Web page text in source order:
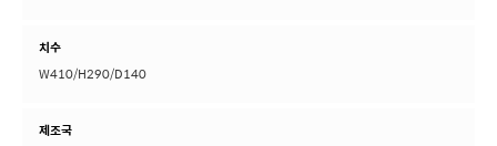
치수
W410/H290/D140
제조국